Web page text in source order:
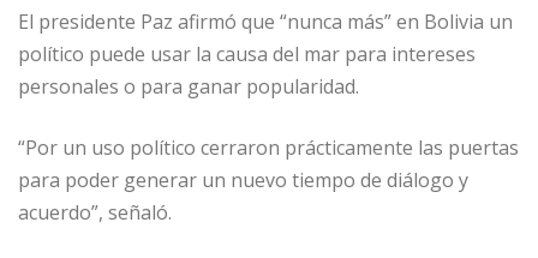
El presidente Paz afirmó que “nunca más” en Bolivia un
político puede usar la causa del mar para intereses
personales o para ganar popularidad.
“Por un uso político cerraron prácticamente las puertas
para poder generar un nuevo tiempo de diálogo y
acuerdo”, señaló.